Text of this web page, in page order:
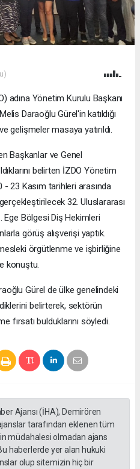
adına Yönetim Kurulu Başkanı
Daraoğlu Gürel'in katıldığı
gelişmeler masaya yatırıldı.
Başkanlar ve Genel
belirten İZDO Yönetim
- 23 Kasım tarihleri arasında
32. Uluslararası
Ege Bölgesi Diş Hekimleri
görüş alışverişi yaptık.
örgütlenme ve işbirliğine
konuştu.
Gürel de ülke genelindeki
belirterek, sektörün
fırsatı bulduklarını söyledi.
Ajansı (İHA), Demirören
tarafından eklenen tüm
müdahalesi olmadan ajans
haberlerde yer alan hukuki
olup sitemizin hiç bir